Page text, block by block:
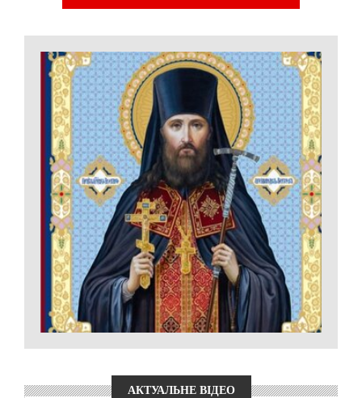
АКТУАЛЬНЕ ВІДЕО